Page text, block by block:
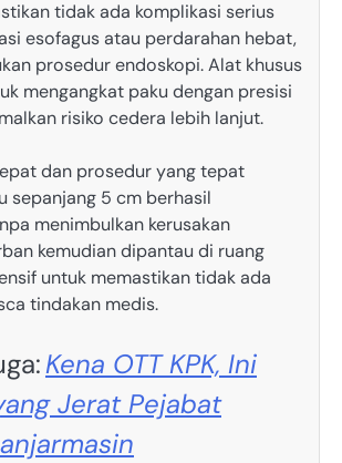
tidak ada komplikasi serius
esofagus atau perdarahan hebat,
prosedur endoskopi. Alat khusus
mengangkat paku dengan presisi
risiko cedera lebih lanjut.
dan prosedur yang tepat
sepanjang 5 cm berhasil
menimbulkan kerusakan
kemudian dipantau di ruang
untuk memastikan tidak ada
tindakan medis.
Kena OTT KPK, Ini
Jerat Pejabat